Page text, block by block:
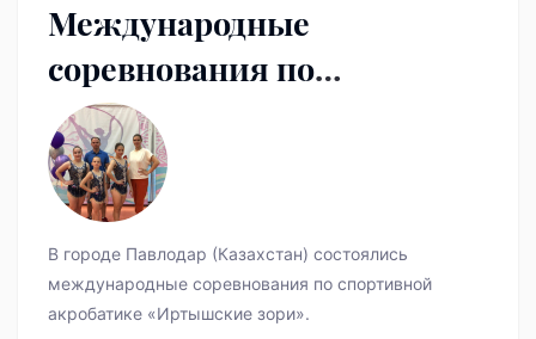
Международные
соревнования по
спортивной акробатике
В городе Павлодар (Казахстан) состоялись
международные соревнования по спортивной
акробатике «Иртышские зори».